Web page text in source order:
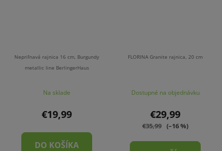
Nepriľnavá rajnica 16 cm, Burgundy
metallic line BerlingerHaus
Na sklade
€19,99
DO KOŠÍKA
FLORINA Granite rajnica, 20 cm
Dostupné na objednávku
€29,99
€35,99 (–16 %)